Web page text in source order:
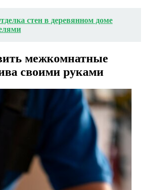
стен в деревянном доме
межкомнатные
своими руками